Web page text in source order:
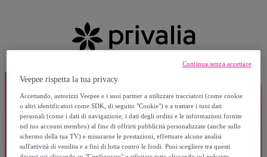
Veepee rispetta la tua privacy
Accettando, autorizzi Veepee e i suoi partner a utilizzare tracciatori (come cookie
o altri identificatori come SDK, di seguito "Cookie") e a trattare i tuoi dati
personali (come i dati di navigazione, i dati degli ordini e le informazioni fornite
nel tuo account membro) al fine di offrirti pubblicità personalizzate (anche sullo
schermo della tua TV) e misurarne le prestazioni, effettuare alcune analisi
sull'attività di vendita e a fini di lotta contro le frodi. Puoi scegliere tra questi
Continua senza accettare